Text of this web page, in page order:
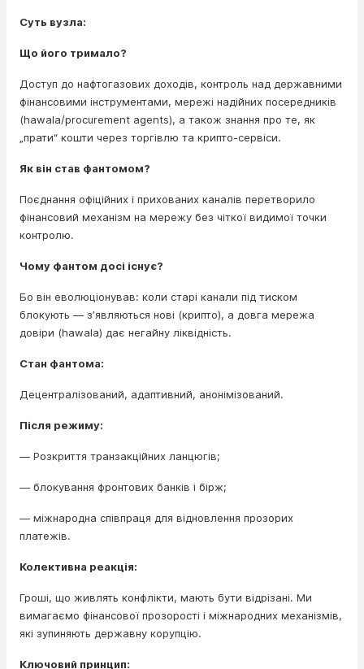
Суть вузла:
Що його тримало?
Доступ до нафтогазових доходів, контроль над державними
фінансовими інструментами, мережі надійних посередників
(hawala/procurement agents), а також знання про те, як
„прати“ кошти через торгівлю та крипто-сервіси.
Як він став фантомом?
Поєднання офіційних і прихованих каналів перетворило
фінансовий механізм на мережу без чіткої видимої точки
контролю.
Чому фантом досі існує?
Бо він еволюціонував: коли старі канали під тиском
блокують — зʼявляються нові (крипто), а довга мережа
довіри (hawala) дає негайну ліквідність.
Стан фантома:
Децентралізований, адаптивний, анонімізований.
Після режиму:
— Розкриття транзакційних ланцюгів;
— блокування фронтових банків і бірж;
— міжнародна співпраця для відновлення прозорих
платежів.
Колективна реакція:
Гроші, що живлять конфлікти, мають бути відрізані. Ми
вимагаємо фінансової прозорості і міжнародних механізмів,
які зупиняють державну корупцію.
Ключовий принцип: